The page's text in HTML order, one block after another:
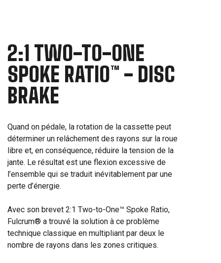
2:1 TWO-TO-ONE
SPOKE RATIO™ - DISC
BRAKE
Quand on pédale, la rotation de la cassette peut
déterminer un relâchement des rayons sur la roue
libre et, en conséquence, réduire la tension de la
jante. Le résultat est une flexion excessive de
l’ensemble qui se traduit inévitablement par une
perte d’énergie.
Avec son brevet 2:1 Two-to-One™ Spoke Ratio,
Fulcrum® a trouvé la solution à ce problème
technique classique en multipliant par deux le
nombre de rayons dans les zones critiques.